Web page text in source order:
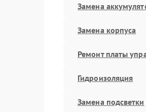
Замена
Замена корпуса
Ремонт платы
Гидроизоляция
Замена подсветки